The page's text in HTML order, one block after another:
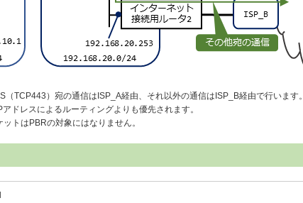
（TCP443）宛の通信はISP_A経由、それ以外の通信はISP_B経由で行います。
ドレスによるルーティングよりも優先されます。
トはPBRの対象にはなりません。